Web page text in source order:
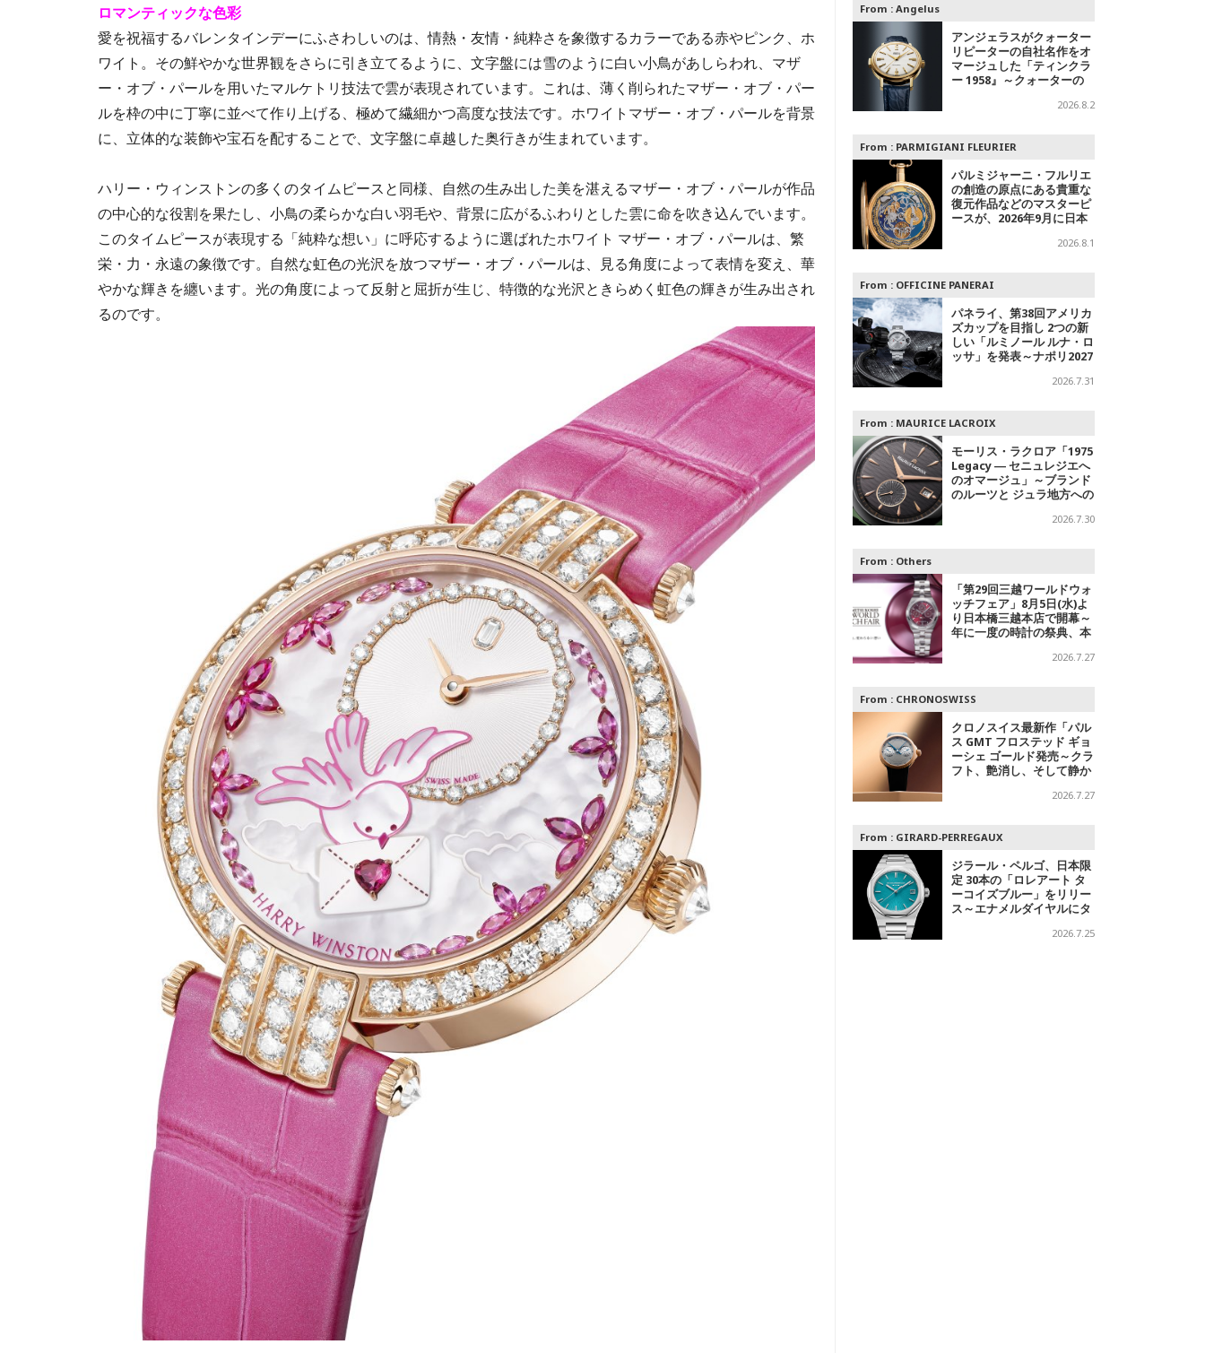
ロマンティックな色彩
愛を祝福するバレンタインデーにふさわしいのは、情熱・友情・純粋さを象徴するカラーである赤やピンク、ホ
ワイト。その鮮やかな世界観をさらに引き立てるように、文字盤には雪のように白い小鳥があしらわれ、マザ
ー・オブ・パールを用いたマルケトリ技法で雲が表現されています。これは、薄く削られたマザー・オブ・パー
ルを枠の中に丁寧に並べて作り上げる、極めて繊細かつ高度な技法です。ホワイトマザー・オブ・パールを背景
に、立体的な装飾や宝石を配することで、文字盤に卓越した奥行きが生まれています。
ハリー・ウィンストンの多くのタイムピースと同様、自然の生み出した美を湛えるマザー・オブ・パールが作品
の中心的な役割を果たし、小鳥の柔らかな白い羽毛や、背景に広がるふわりとした雲に命を吹き込んでいます。
このタイムピースが表現する「純粋な想い」に呼応するように選ばれたホワイト マザー・オブ・パールは、繁
栄・力・永遠の象徴です。自然な虹色の光沢を放つマザー・オブ・パールは、見る角度によって表情を変え、華
やかな輝きを纏います。光の角度によって反射と屈折が生じ、特徴的な光沢ときらめく虹色の輝きが生み出され
るのです。
From : Angelus
アンジェラスがクォーター
リピーターの自社名作をオ
マージュした「ティンクラ
ー 1958』～クォーターの
2026.8.2
From : PARMIGIANI FLEURIER
パルミジャーニ・フルリエ
の創造の原点にある貴重な
復元作品などのマスターピ
ースが、2026年9月に日本
2026.8.1
From : OFFICINE PANERAI
パネライ、第38回アメリカ
ズカップを目指し 2つの新
しい「ルミノール ルナ・ロ
ッサ」を発表～ナポリ2027
2026.7.31
From : MAURICE LACROIX
モーリス・ラクロア「1975
Legacy ― セニュレジエへ
のオマージュ」～ブランド
のルーツと ジュラ地方への
2026.7.30
From : Others
「第29回三越ワールドウォ
ッチフェア」8月5日(水)よ
り日本橋三越本店で開幕～
年に一度の時計の祭典、本
ャルエキシビジョンも2026.7.27
From : CHRONOSWISS
クロノスイス最新作「パル
ス GMT フロステッド ギョ
ーシェ ゴールド発売～クラ
フト、艶消し、そして静か
2026.7.27
From : GIRARD-PERREGAUX
ジラール・ペルゴ、日本限
定 30本の「ロレアート タ
ーコイズブルー」をリリー
ス～エナメルダイヤルにタ
2026.7.25